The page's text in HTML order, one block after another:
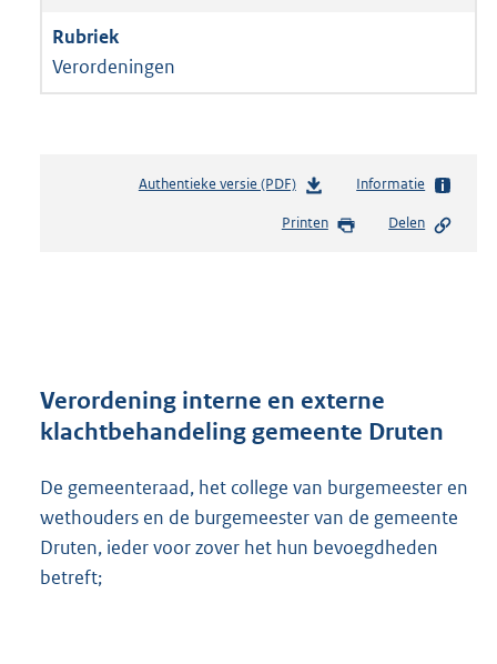
Verordeningen
Authentieke versie (PDF)b
s
o
t
e
3
Informatie
Printen Delen
Verordening interne en externe
klachtbehandeling gemeente Druten
De gemeenteraad, het college van burgemeester en
wethouders en de burgemeester van de gemeente
Druten, ieder voor zover het hun bevoegdheden
betreft;